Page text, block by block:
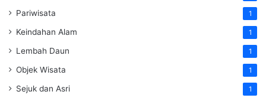
Pariwisata 1
Keindahan Alam 1
Lembah Daun 1
Objek Wisata 1
Sejuk dan Asri 1